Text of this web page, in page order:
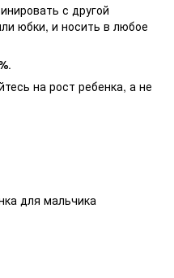
с другой
юбки, и носить в любое
.
на рост ребенка, а не
для мальчика